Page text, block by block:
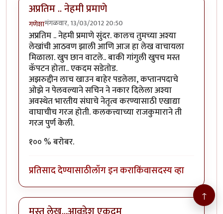
अप्रतिम .. नेहमी प्रमाणे
गणेशामंगळवार, 13/03/2012 20:50
अप्रतिम .. नेहमी प्रमाणे सुंदर. कालच तुमच्या अश्या
लेखांची आठवण झाली आणि आज हा लेख वाचायला
मिळाला. खुप छान वाटले.. बाकी गांगुली खुपच मस्त
कॅपटन होता.. एकदम सडेतोड.
अझरुद्दीन लाच खाउन बाहेर पडलेला, कप्तानपदाचे
ओझे न पेलवल्याने सचिन ने नकार दिलेला अश्या
अवस्थेत भारतीय संघाचे नेतृत्व करण्यासाठी एखाद्या
वाघाचीच गरज होती. कलकत्त्याच्या राजकुमाराने ती
गरज पुर्ण केली.
१०० % बरोबर.
प्रतिसाद देण्यासाठीलॉग इन कराकिंवासदस्य व्हा
↑